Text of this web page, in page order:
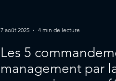
Les 5
management par
7 août 2025 4 min de lecture